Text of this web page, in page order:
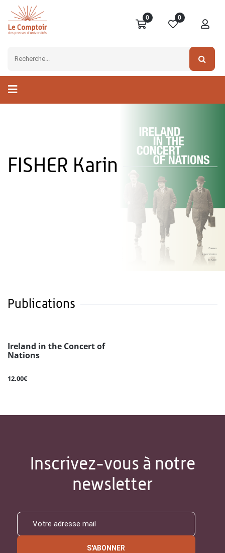
0 0
FISHER Karin
Publications
Ireland in the Concert of
Nations
12.00€
Inscrivez-vous à notre
newsletter
S'ABONNER